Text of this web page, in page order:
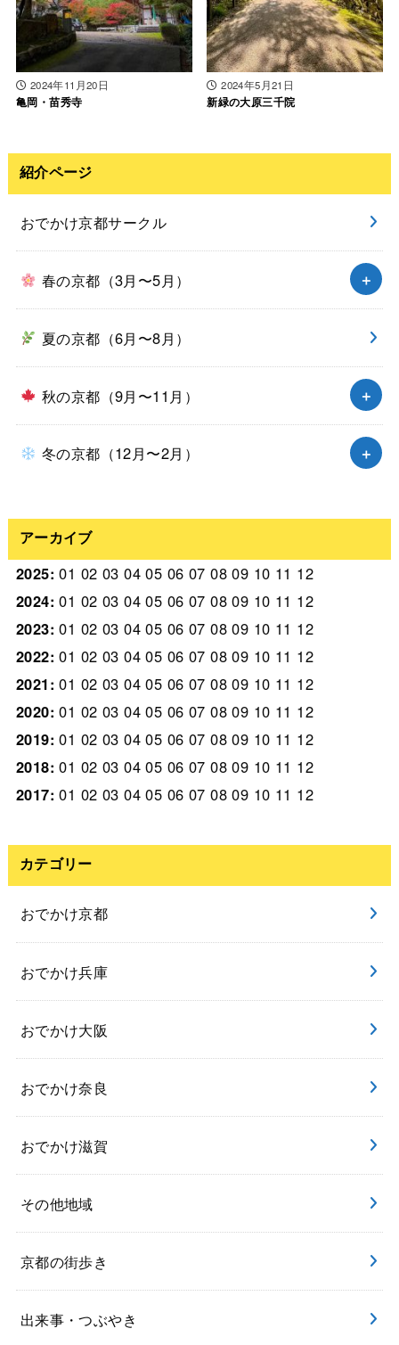
2024年11月20日
亀岡・苗秀寺
2024年5月21日
新緑の大原三千院
紹介ページ
おでかけ京都サークル
春の京都（3月〜5月）
夏の京都（6月〜8月）
秋の京都（9月〜11月）
冬の京都（12月〜2月）
アーカイブ
2025:01 02 03 04 05 06 07 08 09 10 11 12
2024:01 02 03 04 05 06 07 08 09 10 11 12
2023:01 02 03 04 05 06 07 08 09 10 11 12
2022:01 02 03 04 05 06 07 08 09 10 11 12
2021:01 02 03 04 05 06 07 08 09 10 11 12
2020:01 02 03 04 05 06 07 08 09 10 11 12
2019:01 02 03 04 05 06 07 08 09 10 11 12
2018:01 02 03 04 05 06 07 08 09 10 11 12
2017:01 02 03 04 05 06 07 08 09 10 11 12
カテゴリー
おでかけ京都
おでかけ兵庫
おでかけ大阪
おでかけ奈良
おでかけ滋賀
その他地域
京都の街歩き
出来事・つぶやき